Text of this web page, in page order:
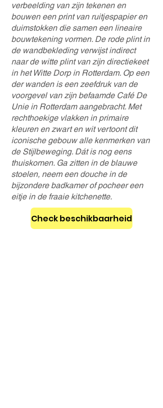
verbeelding van zijn tekenen en
bouwen een print van ruitjespapier en
duimstokken die samen een lineaire
bouwtekening vormen. De rode plint in
de wandbekleding verwijst indirect
naar de witte plint van zijn directiekeet
in het Witte Dorp in Rotterdam. Op een
der wanden is een zeefdruk van de
voorgevel van zijn befaamde Café De
Unie in Rotterdam aangebracht. Met
rechthoekige vlakken in primaire
kleuren en zwart en wit vertoont dit
iconische gebouw alle kenmerken van
de Stijlbeweging. Dát is nog eens
thuiskomen. Ga zitten in de blauwe
stoelen, neem een douche in de
bijzondere badkamer of pocheer een
eitje in de fraaie kitchenette.
Check beschikbaarheid